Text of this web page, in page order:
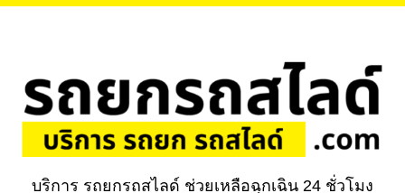
บริการ รถยกรถสไลด์ ช่วยเหลือฉุกเฉิน 24 ชั่วโมง